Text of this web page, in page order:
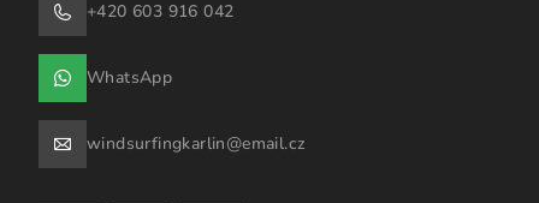
+420 603 916 042
WhatsApp
windsurfingkarlin@email.cz